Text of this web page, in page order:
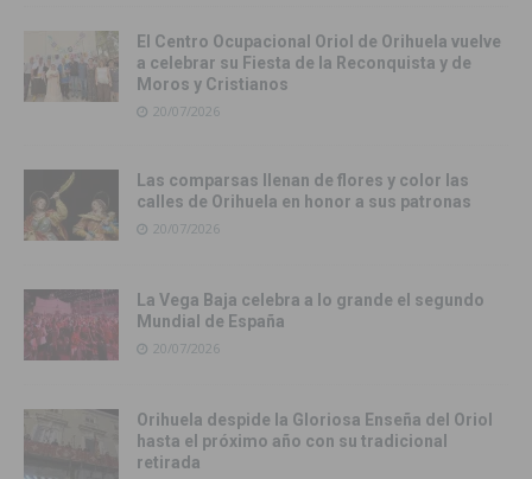
El Centro Ocupacional Oriol de Orihuela vuelve
a celebrar su Fiesta de la Reconquista y de
Moros y Cristianos
20/07/2026
Las comparsas llenan de flores y color las
calles de Orihuela en honor a sus patronas
20/07/2026
La Vega Baja celebra a lo grande el segundo
Mundial de España
20/07/2026
Orihuela despide la Gloriosa Enseña del Oriol
hasta el próximo año con su tradicional
retirada